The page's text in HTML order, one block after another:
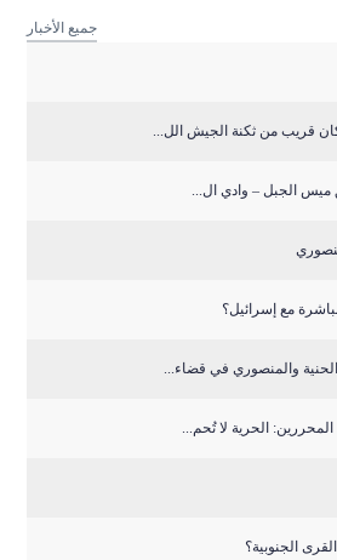
جميع الأخبار
الجبل – وادي ال...
مع إسرائيل؟
والمنصوري في قضاء...
الحرية لا تُحم...
الجنوبية؟